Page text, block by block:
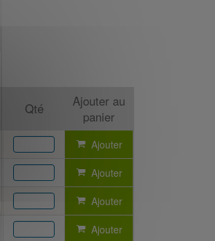
Qté
Ajouter au
panier
Ajouter
Ajouter
Ajouter
Ajouter